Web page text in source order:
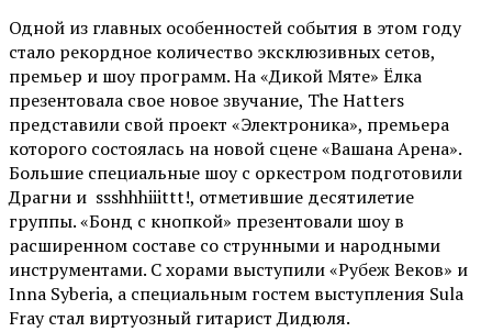
Одной из главных особенностей события в этом году
стало рекордное количество эксклюзивных сетов,
премьер и шоу программ. На «Дикой Мяте» Ёлка
презентовала свое новое звучание, The Hatters
представили свой проект «Электроника», премьера
которого состоялась на новой сцене «Вашана Арена».
Большие специальные шоу с оркестром подготовили
Драгни и ssshhhiiittt!, отметившие десятилетие
группы. «Бонд с кнопкой» презентовали шоу в
расширенном составе со струнными и народными
инструментами. С хорами выступили «Рубеж Веков» и
Inna Syberia, а специальным гостем выступления Sula
Fray стал виртуозный гитарист Дидюля.